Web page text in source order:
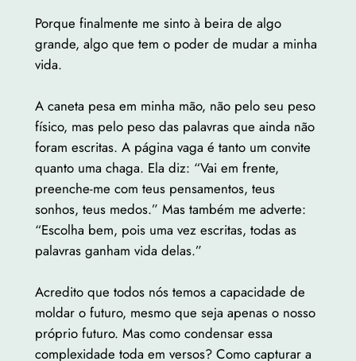
Porque finalmente me sinto à beira de algo
grande, algo que tem o poder de mudar a minha
vida.
A caneta pesa em minha mão, não pelo seu peso
físico, mas pelo peso das palavras que ainda não
foram escritas. A página vaga é tanto um convite
quanto uma chaga. Ela diz: “Vai em frente,
preenche-me com teus pensamentos, teus
sonhos, teus medos.” Mas também me adverte:
“Escolha bem, pois uma vez escritas, todas as
palavras ganham vida delas.”
Acredito que todos nós temos a capacidade de
moldar o futuro, mesmo que seja apenas o nosso
próprio futuro. Mas como condensar essa
complexidade toda em versos? Como capturar a